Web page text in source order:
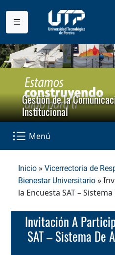
Gestión de la
Institucional
Menú
Inicio » Vicerrectoria de
Bienestar Universitario »
la Encuesta SAT –
Invitación A Participar En La Encuesta
SAT – Sistema De